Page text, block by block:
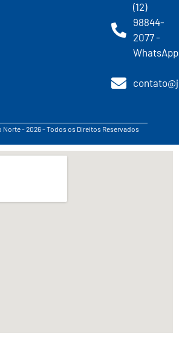
(12)
98844-
2077 -
WhatsApp
Norte - 2026 - Todos os Direitos Reservados